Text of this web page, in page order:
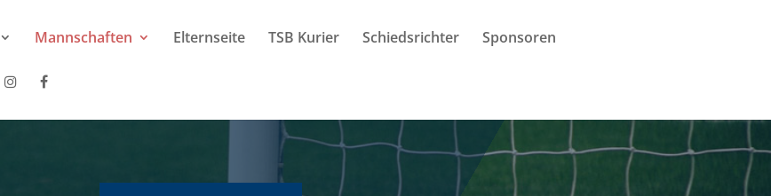
Mannschaften Elternseite TSB Kurier Schiedsrichter Sponsoren